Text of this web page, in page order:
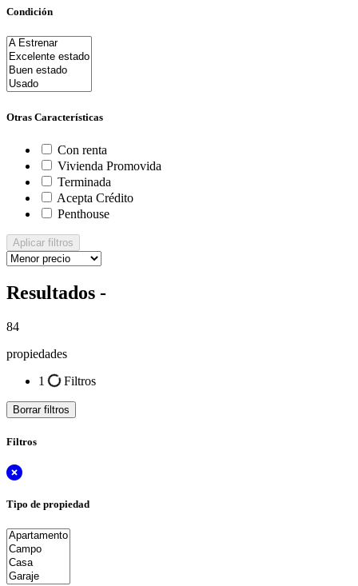
Condición
Otras Características
Con renta
Vivienda Promovida
Terminada
Acepta Crédito
Penthouse
Aplicar filtros
Resultados -
84
propiedades
1
Filtros
Borrar filtros
Filtros
Tipo de propiedad